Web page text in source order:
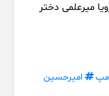
میرعلمی دختر
امیرحسین